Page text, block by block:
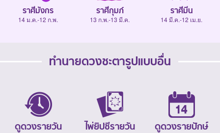
ราศีมังกร
14 ม.ค.-12 ก.พ.
ราศีกุมภ์
13 ก.พ.-13 มี.ค.
ราศีมีน
14 มี.ค.-12 เม.ย.
ทำนายดวงชะตารูปแบบอื่น
ดูดวงรายวัน ไพ่ยิปซีรายวัน ดูดวงรายปักษ์